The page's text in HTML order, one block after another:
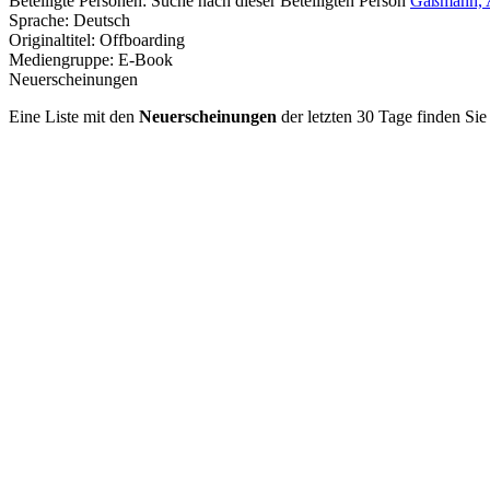
Sprache: Deutsch
Originaltitel: Offboarding
Mediengruppe: E-Book
Neuerscheinungen
Eine Liste mit den Neuerscheinungen der letzten 30 Tage finden Sie